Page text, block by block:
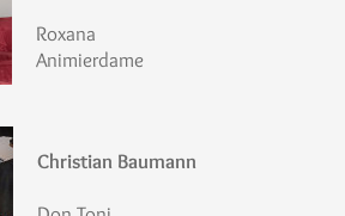
Roxana
Animierdame
Christian Baumann